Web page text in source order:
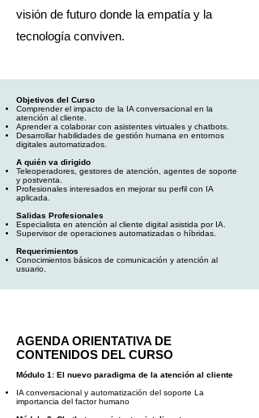
visión de futuro donde la empatía y la
tecnología conviven.
Objetivos del Curso
Comprender el impacto de la IA conversacional en la
atención al cliente.
Aprender a colaborar con asistentes virtuales y chatbots.
Desarrollar habilidades de gestión humana en entornos
digitales automatizados.
A quién va dirigido
Teleoperadores, gestores de atención, agentes de soporte
y postventa.
Profesionales interesados en mejorar su perfil con IA
aplicada.
Salidas Profesionales
Especialista en atención al cliente digital asistida por IA.
Supervisor de operaciones automatizadas o híbridas.
Requerimientos
Conocimientos básicos de comunicación y atención al
usuario.
AGENDA ORIENTATIVA DE
CONTENIDOS DEL CURSO
Módulo 1: El nuevo paradigma de la atención al cliente
IA conversacional y automatización del soporte La
importancia del factor humano